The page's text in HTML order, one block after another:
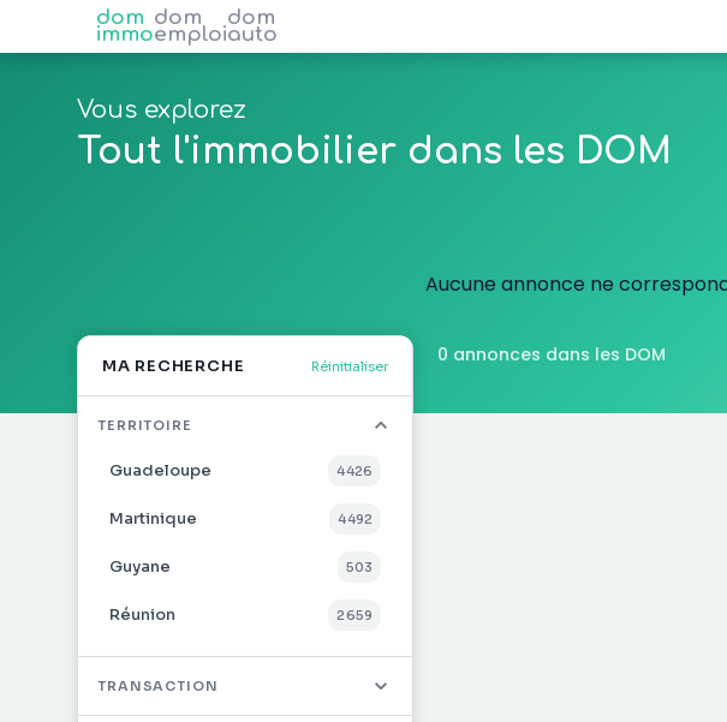
dom
immo
dom
emploi
dom
auto
Vous explorez
Tout l'immobilier dans les DOM
Aucune annonce ne
MA RECHERCHE Réinitialiser
TERRITOIRE
Guadeloupe 4 426
Martinique 4 492
Guyane 503
Réunion 2 659
Mayotte
Saint-Martin 494
TRANSACTION
0 annonces dans les DOM